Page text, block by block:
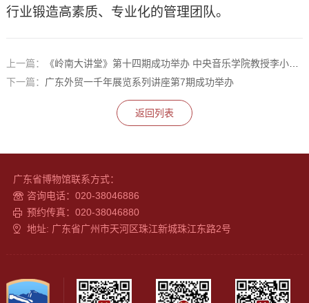
行业锻造高素质、专业化的管理团队。
上一篇：
《岭南大讲堂》第十四期成功举办 中央音乐学院教授李小兵畅谈人工智能赋能音乐，激活艺术创作新可能
下一篇： 广东外贸一千年展览系列讲座第7期成功举办
返回列表
广东省博物馆联系方式：
咨询电话：020-38046886
预约传真：020-38046880
地址: 广东省广州市天河区珠江新城珠江东路2号